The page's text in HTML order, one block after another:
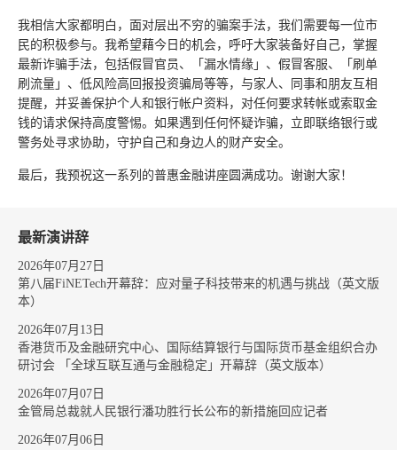
我相信大家都明白，面对层出不穷的骗案手法，我们需要每一位市
民的积极参与。我希望藉今日的机会，呼吁大家装备好自己，掌握
最新诈骗手法，包括假冒官员、「漏水情缘」、假冒客服、「刷单
刷流量」、低风险高回报投资骗局等等，与家人、同事和朋友互相
提醒，并妥善保护个人和银行帐户资料，对任何要求转帐或索取金
钱的请求保持高度警惕。如果遇到任何怀疑诈骗，立即联络银行或
警务处寻求协助，守护自己和身边人的财产安全。
最后，我预祝这一系列的普惠金融讲座圆满成功。谢谢大家！
最新演讲辞
2026年07月27日
第八届FiNETech开幕辞：应对量子科技带来的机遇与挑战（英文版
本）
2026年07月13日
香港货币及金融研究中心、国际结算银行与国际货币基金组织合办
研讨会 「全球互联互通与金融稳定」开幕辞（英文版本）
2026年07月07日
金管局总裁就人民银行潘功胜行长公布的新措施回应记者
2026年07月06日